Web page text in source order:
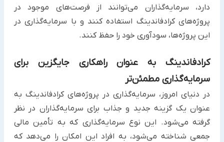
دارد، سرمایه‌گذاران می‌توانند از فرصت‌های موجود در
پروژه‌های کرادفاندینگ استفاده کنند و با سرمایه‌گذاری در
این پروژه‌ها، سودآوری خود را حفظ کنند.
کرادفاندینگ به عنوان راهکاری جایگزین برای
سرمایه‌گذاری مطمئن‌تر
در دنیای امروز، سرمایه‌گذاری در پروژه‌های کرادفاندینگ به
عنوان یک گزینه جدید و جذاب برای سرمایه‌گذاران در نظر
گرفته می‌شود. این نوع سرمایه‌گذاری که به تأمین مالی
جمعی شناخته می‌شود، به افراد این امکان را می‌دهد که